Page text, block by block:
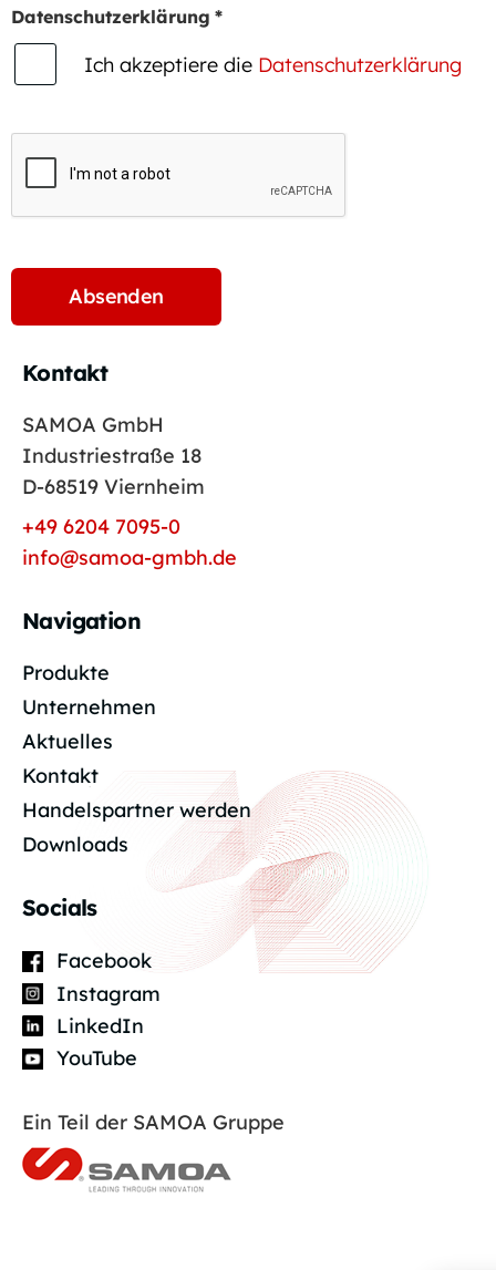
Datenschutzerklärung *
Ich akzeptiere die Datenschutzerklärung
Kontakt
SAMOA GmbH
Industriestraße 18
D-68519 Viernheim
+49 6204 7095-0
info@samoa-gmbh.de
Navigation
Produkte
Unternehmen
Aktuelles
Kontakt
Handelspartner werden
Downloads
Socials
Facebook
Instagram
LinkedIn
YouTube
Ein Teil der SAMOA Gruppe